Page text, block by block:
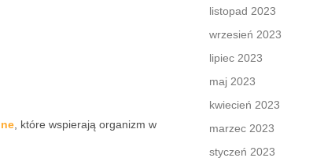
, które wspierają organizm w
listopad 2023
wrzesień 2023
lipiec 2023
maj 2023
kwiecień 2023
marzec 2023
styczeń 2023